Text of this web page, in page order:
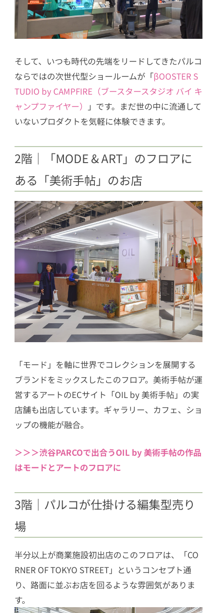
そして、いつも時代の先端をリードしてきたパルコ
ならではの次世代型ショールームが「βOOSTER S
TUDIO by CAMPFIRE（ブースタースタジオ バイ キ
ャンプファイヤー） 」です。まだ世の中に流通して
いないプロダクトを気軽に体験できます。
2階｜「MODE & ART」のフロアに
ある「美術手帖」のお店
「モード」を軸に世界でコレクションを展開する
ブランドをミックスしたこのフロア。美術手帖が運
営するアートのECサイト「OIL by 美術手帖」の実
店舗も出店しています。ギャラリー、カフェ、ショ
ップの機能が融合。
＞＞＞渋谷PARCOで出合うOIL by 美術手帖の作品
はモードとアートのフロアに
3階｜パルコが仕掛ける編集型売り
場
半分以上が商業施設初出店のこのフロアは、「CO
RNER OF TOKYO STREET」というコンセプト通
り、路面に並ぶお店を回るような雰囲気がありま
す。